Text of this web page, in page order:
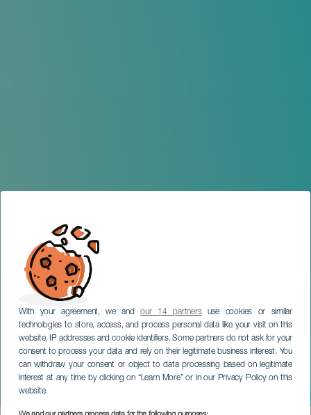
With your agreement, we andour 14 partnersuse cookies or similar
technologies to store, access, and process personal data like your visit on this
website, IP addresses and cookie identifiers. Some partners do not ask for your
consent to process your data and rely on their legitimate business interest. You
can withdraw your consent or object to data processing based on legitimate
interest at any time by clicking on “Learn More” or in our Privacy Policy on this
website.Dactch Chando: Reset
TENERIFE